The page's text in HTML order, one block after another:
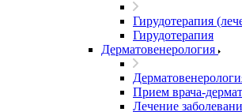
Гирудотерапия
Гирудотерапия
Дерматовенерология
Прием врача-
Лечение